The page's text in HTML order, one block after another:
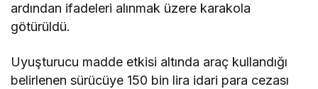
ardından ifadeleri alınmak üzere karakola
götürüldü.
Uyuşturucu madde etkisi altında araç kullandığı
belirlenen sürücüye 150 bin lira idari para cezası